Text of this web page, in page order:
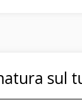
sul